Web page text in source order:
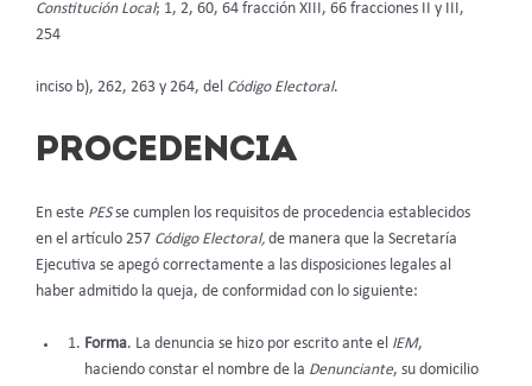
Constitución Local; 1, 2, 60, 64 fracción XIII, 66 fracciones II y III,
254
inciso b), 262, 263 y 264, del Código Electoral.
PROCEDENCIA
En este PESse cumplen los requisitos de procedencia establecidos
en el artículo 257 Código Electoral, de manera que la Secretaría
Ejecutiva se apegó correctamente a las disposiciones legales al
haber admitido la queja, de conformidad con lo siguiente:
Forma. La denuncia se hizo por escrito ante el IEM,
haciendo constar el nombre de la Denunciante, su domicilio